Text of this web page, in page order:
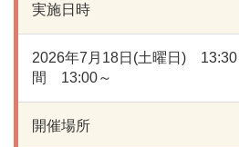
実施日時
2026年7月18日(土曜日)
間 13:00～
開催場所